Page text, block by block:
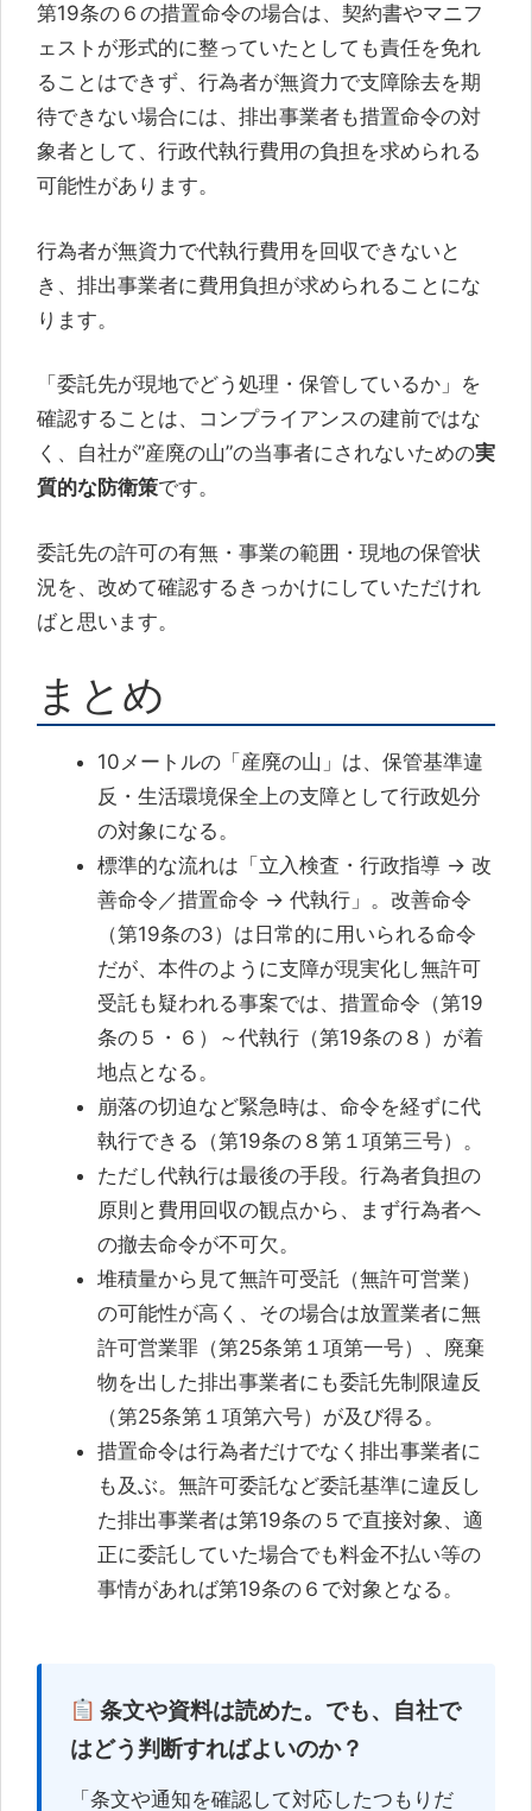
第19条の６の措置命令の場合は、契約書やマニフ
ェストが形式的に整っていたとしても責任を免れ
ることはできず、行為者が無資力で支障除去を期
待できない場合には、排出事業者も措置命令の対
象者として、行政代執行費用の負担を求められる
可能性があります。
行為者が無資力で代執行費用を回収できないと
き、排出事業者に費用負担が求められることにな
ります。
「委託先が現地でどう処理・保管しているか」を
確認することは、コンプライアンスの建前ではな
く、自社が”産廃の山”の当事者にされないための実
質的な防衛策です。
委託先の許可の有無・事業の範囲・現地の保管状
況を、改めて確認するきっかけにしていただけれ
ばと思います。
まとめ
10メートルの「産廃の山」は、保管基準違
反・生活環境保全上の支障として行政処分
の対象になる。
標準的な流れは「立入検査・行政指導 → 改
善命令／措置命令 → 代執行」。改善命令
（第19条の3）は日常的に用いられる命令
だが、本件のように支障が現実化し無許可
受託も疑われる事案では、措置命令（第19
条の５・６）～代執行（第19条の８）が着
地点となる。
崩落の切迫など緊急時は、命令を経ずに代
執行できる（第19条の８第１項第三号）。
ただし代執行は最後の手段。行為者負担の
原則と費用回収の観点から、まず行為者へ
の撤去命令が不可欠。
堆積量から見て無許可受託（無許可営業）
の可能性が高く、その場合は放置業者に無
許可営業罪（第25条第１項第一号）、廃棄
物を出した排出事業者にも委託先制限違反
（第25条第１項第六号）が及び得る。
措置命令は行為者だけでなく排出事業者に
も及ぶ。無許可委託など委託基準に違反し
た排出事業者は第19条の５で直接対象、適
正に委託していた場合でも料金不払い等の
事情があれば第19条の６で対象となる。
条文や資料は読めた。でも、自社で
はどう判断すればよいのか？
「条文や通知を確認して対応したつもりだ